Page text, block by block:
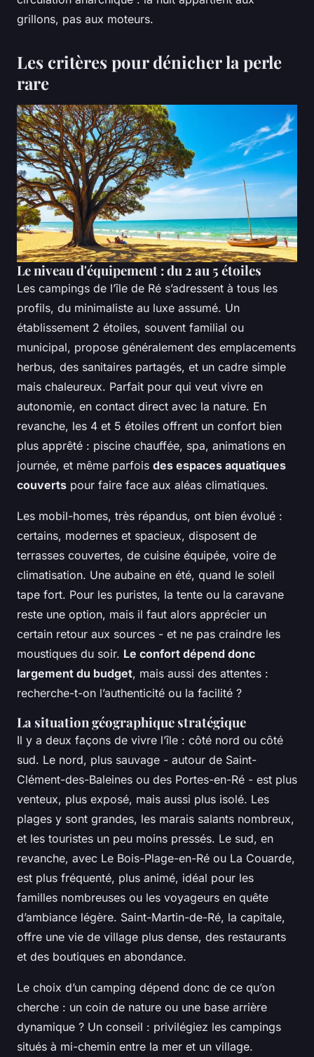
grillons, pas aux moteurs.
Les critères pour dénicher la perle
rare
Le niveau d'équipement : du 2 au 5 étoiles
Les campings de l’île de Ré s’adressent à tous les
profils, du minimaliste au luxe assumé. Un
établissement 2 étoiles, souvent familial ou
municipal, propose généralement des emplacements
herbus, des sanitaires partagés, et un cadre simple
mais chaleureux. Parfait pour qui veut vivre en
autonomie, en contact direct avec la nature. En
revanche, les 4 et 5 étoiles offrent un confort bien
plus apprêté : piscine chauffée, spa, animations en
journée, et même parfois des espaces aquatiques
couverts pour faire face aux aléas climatiques.
Les mobil-homes, très répandus, ont bien évolué :
certains, modernes et spacieux, disposent de
terrasses couvertes, de cuisine équipée, voire de
climatisation. Une aubaine en été, quand le soleil
tape fort. Pour les puristes, la tente ou la caravane
reste une option, mais il faut alors apprécier un
certain retour aux sources - et ne pas craindre les
moustiques du soir. Le confort dépend donc
largement du budget, mais aussi des attentes :
recherche-t-on l’authenticité ou la facilité ?
La situation géographique stratégique
Il y a deux façons de vivre l’île : côté nord ou côté
sud. Le nord, plus sauvage - autour de Saint-
Clément-des-Baleines ou des Portes-en-Ré - est plus
venteux, plus exposé, mais aussi plus isolé. Les
plages y sont grandes, les marais salants nombreux,
et les touristes un peu moins pressés. Le sud, en
revanche, avec Le Bois-Plage-en-Ré ou La Couarde,
est plus fréquenté, plus animé, idéal pour les
familles nombreuses ou les voyageurs en quête
d’ambiance légère. Saint-Martin-de-Ré, la capitale,
offre une vie de village plus dense, des restaurants
et des boutiques en abondance.
Le choix d’un camping dépend donc de ce qu’on
cherche : un coin de nature ou une base arrière
dynamique ? Un conseil : privilégiez les campings
situés à mi-chemin entre la mer et un village.